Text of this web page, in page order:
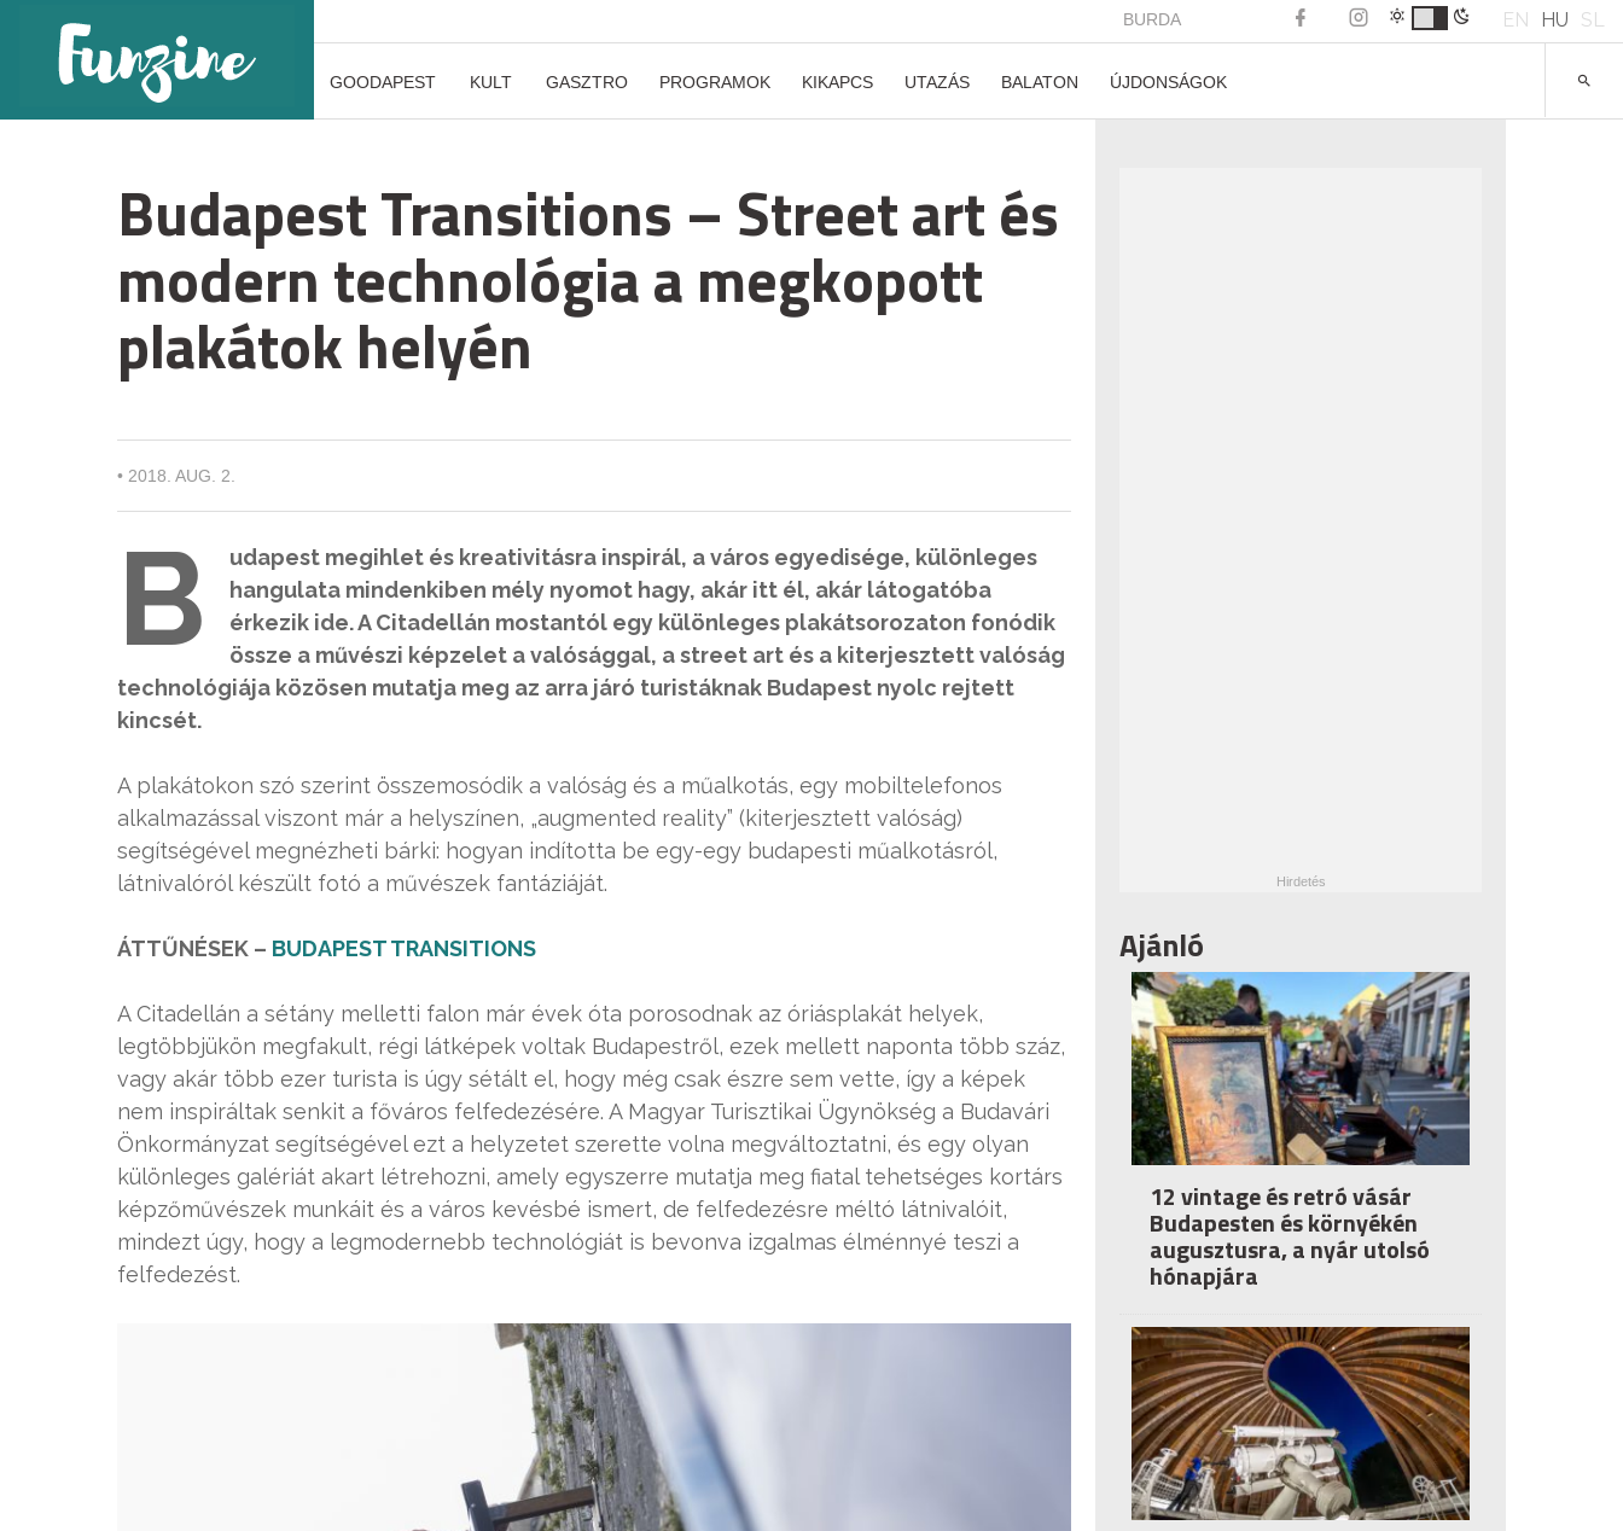
BURDA EN HU SL
GOODAPEST KULT GASZTRO PROGRAMOK KIKAPCS UTAZÁS BALATON ÚJDONSÁGOK
Budapest Transitions – Street art és
modern technológia a megkopott
plakátok helyén
• 2018. AUG. 2.
B
udapest megihlet és kreativitásra inspirál, a város egyedisége, különleges
hangulata mindenkiben mély nyomot hagy, akár itt él, akár látogatóba
érkezik ide. A Citadellán mostantól egy különleges plakátsorozaton fonódik
össze a művészi képzelet a valósággal, a street art és a kiterjesztett valóság
technológiája közösen mutatja meg az arra járó turistáknak Budapest nyolc rejtett
kincsét.
A plakátokon szó szerint összemosódik a valóság és a műalkotás, egy mobiltelefonos
alkalmazással viszont már a helyszínen, „augmented reality” (kiterjesztett valóság)
segítségével megnézheti bárki: hogyan indította be egy-egy budapesti műalkotásról,
látnivalóról készült fotó a művészek fantáziáját.
ÁTTŰNÉSEK – BUDAPEST TRANSITIONS
A Citadellán a sétány melletti falon már évek óta porosodnak az óriásplakát helyek,
legtöbbjükön megfakult, régi látképek voltak Budapestről, ezek mellett naponta több száz,
vagy akár több ezer turista is úgy sétált el, hogy még csak észre sem vette, így a képek
nem inspiráltak senkit a főváros felfedezésére. A Magyar Turisztikai Ügynökség a Budavári
Önkormányzat segítségével ezt a helyzetet szerette volna megváltoztatni, és egy olyan
különleges galériát akart létrehozni, amely egyszerre mutatja meg fiatal tehetséges kortárs
képzőművészek munkáit és a város kevésbé ismert, de felfedezésre méltó látnivalóit,
mindezt úgy, hogy a legmodernebb technológiát is bevonva izgalmas élménnyé teszi a
felfedezést.
Ajánló
12 vintage és retró vásár
Budapesten és környékén
augusztusra, a nyár utolsó
hónapjára